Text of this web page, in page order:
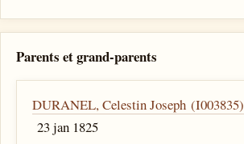
Parents et grand-parents
DURANEL, Celestin Joseph (I003835)
23 jan 1825